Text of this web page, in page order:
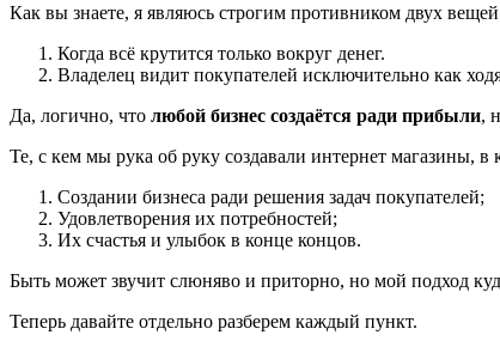
Как вы знаете, я являюсь строгим противником двух
Когда всё крутится только вокруг денег.
Владелец видит покупателей исключительно как
Да, логично, что любой бизнес создаётся ради прибыли,
Те, с кем мы рука об руку создавали интернет магазины, в
Создании бизнеса ради решения задач покупателей;
Удовлетворения их потребностей;
Их счастья и улыбок в конце концов.
Быть может звучит слюняво и приторно, но мой подход
Теперь давайте отдельно разберем каждый пункт.